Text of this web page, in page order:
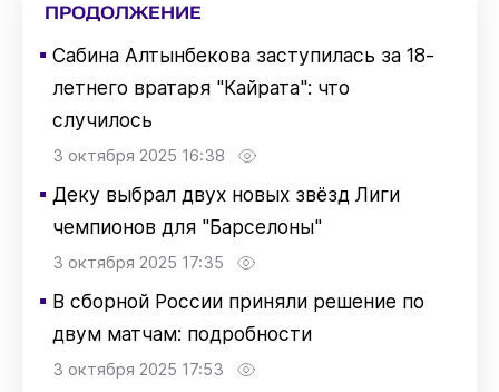
ПРОДОЛЖЕНИЕ
▪ Сабина Алтынбекова заступилась за 18-
летнего вратаря "Кайрата": что
случилось
3 октября 2025 16:38
▪ Деку выбрал двух новых звёзд Лиги
чемпионов для "Барселоны"
3 октября 2025 17:35
▪ В сборной России приняли решение по
двум матчам: подробности
3 октября 2025 17:53